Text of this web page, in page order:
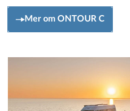
Mer om ONTOUR C